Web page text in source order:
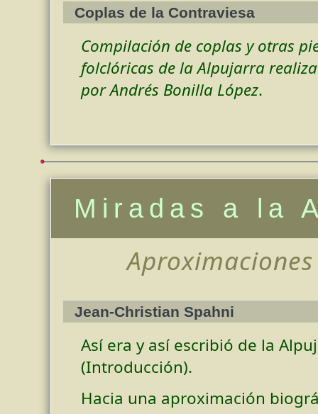
Coplas de la Contraviesa
Compilación de coplas y otras
folclóricas de la Alpujarra
por Andrés Bonilla López.
Miradas a la
Jean-Christian Spahni
Así era y así escribió de la
(Introducción).
Hacia una aproximación